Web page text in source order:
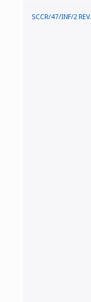
SCCR/47/INF/2 REV.